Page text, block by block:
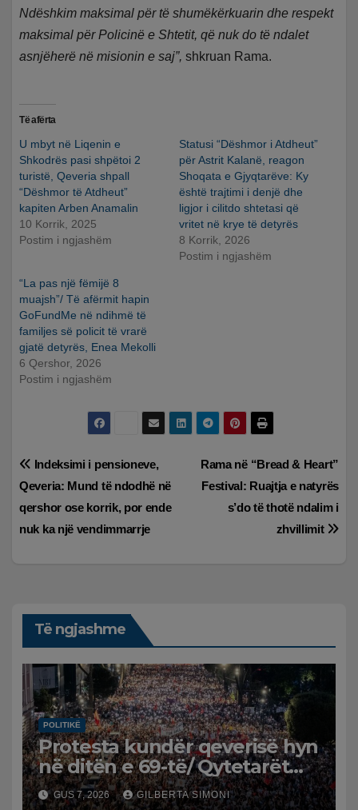
Ndëshkim maksimal për të shumëkërkuarin dhe respekt
maksimal për Policinë e Shtetit, që nuk do të ndalet
asnjëherë në misionin e saj”, shkruan Rama.
Të afërta
U mbyt në Liqenin e
Shkodrës pasi shpëtoi 2
turistë, Qeveria shpall
“Dëshmor të Atdheut”
kapiten Arben Anamalin
10 Korrik, 2025
Postim i ngjashëm
Statusi “Dëshmor i Atdheut”
për Astrit Kalanë, reagon
Shoqata e Gjyqtarëve: Ky
është trajtimi i denjë dhe
ligjor i cilitdo shtetasi që
vritet në krye të detyrës
8 Korrik, 2026
Postim i ngjashëm
“La pas një fëmijë 8
muajsh”/ Të afërmit hapin
GoFundMe në ndihmë të
familjes së policit të vrarë
gjatë detyrës, Enea Mekolli
6 Qershor, 2026
Postim i ngjashëm
Lëvizje
te
postimet
Rama në “Bread & Heart”
Festival: Ruajtja e natyrës
s’do të thotë ndalim i
zhvillimit
Indeksimi i pensioneve,
Qeveria: Mund të ndodhë në
qershor ose korrik, por ende
nuk ka një vendimmarrje
Të ngjashme
POLITIKË
Protesta kundër qeverisë hyn
në ditën e 69-të/ Qytetarët
kërkojnë dorëheqjen e
GUS 7, 2026 GILBERTA SIMONI